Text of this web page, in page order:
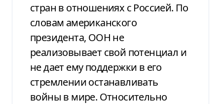
стран в отношениях с Россией. По
словам американского
президента, ООН не
реализовывает свой потенциал и
не дает ему поддержки в его
стремлении останавливать
войны в мире. Относительно